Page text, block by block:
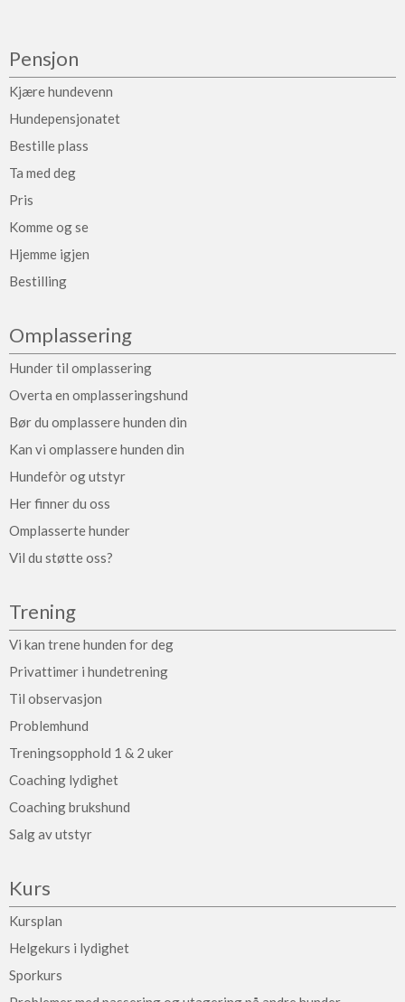
Pensjon
Kjære hundevenn
Hundepensjonatet
Bestille plass
Ta med deg
Pris
Komme og se
Hjemme igjen
Bestilling
Omplassering
Hunder til omplassering
Overta en omplasseringshund
Bør du omplassere hunden din
Kan vi omplassere hunden din
Hundefòr og utstyr
Her finner du oss
Omplasserte hunder
Vil du støtte oss?
Trening
Vi kan trene hunden for deg
Privattimer i hundetrening
Til observasjon
Problemhund
Treningsopphold 1 & 2 uker
Coaching lydighet
Coaching brukshund
Salg av utstyr
Kurs
Kursplan
Helgekurs i lydighet
Sporkurs